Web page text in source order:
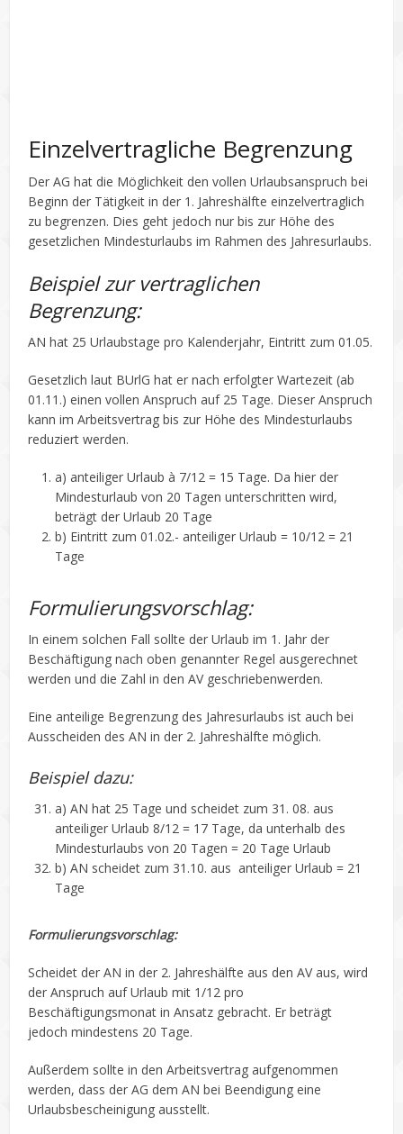
Einzelvertragliche Begrenzung
Der AG hat die Möglichkeit den vollen Urlaubsanspruch bei
Beginn der Tätigkeit in der 1. Jahreshälfte einzelvertraglich
zu begrenzen. Dies geht jedoch nur bis zur Höhe des
gesetzlichen Mindesturlaubs im Rahmen des Jahresurlaubs.
Beispiel zur vertraglichen
Begrenzung:
AN hat 25 Urlaubstage pro Kalenderjahr, Eintritt zum 01.05.
Gesetzlich laut BUrlG hat er nach erfolgter Wartezeit (ab
01.11.) einen vollen Anspruch auf 25 Tage. Dieser Anspruch
kann im Arbeitsvertrag bis zur Höhe des Mindesturlaubs
reduziert werden.
a) anteiliger Urlaub à 7/12 = 15 Tage. Da hier der
Mindesturlaub von 20 Tagen unterschritten wird,
beträgt der Urlaub 20 Tage
b) Eintritt zum 01.02.- anteiliger Urlaub = 10/12 = 21
Tage
Formulierungsvorschlag:
In einem solchen Fall sollte der Urlaub im 1. Jahr der
Beschäftigung nach oben genannter Regel ausgerechnet
werden und die Zahl in den AV geschriebenwerden.
Eine anteilige Begrenzung des Jahresurlaubs ist auch bei
Ausscheiden des AN in der 2. Jahreshälfte möglich.
Beispiel dazu:
a) AN hat 25 Tage und scheidet zum 31. 08. aus 
anteiliger Urlaub 8/12 = 17 Tage, da unterhalb des
Mindesturlaubs von 20 Tagen = 20 Tage Urlaub
b) AN scheidet zum 31.10. aus  anteiliger Urlaub = 21
Tage
Formulierungsvorschlag:
Scheidet der AN in der 2. Jahreshälfte aus den AV aus, wird
der Anspruch auf Urlaub mit 1/12 pro
Beschäftigungsmonat in Ansatz gebracht. Er beträgt
jedoch mindestens 20 Tage.
Außerdem sollte in den Arbeitsvertrag aufgenommen
werden, dass der AG dem AN bei Beendigung eine
Urlaubsbescheinigung ausstellt.